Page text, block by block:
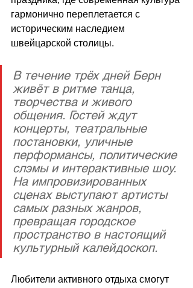
гармонично переплетается с
историческим наследием
швейцарской столицы.
В течение трёх дней Берн
живёт в ритме танца,
творчества и живого
общения. Гостей ждут
концерты, театральные
постановки, уличные
перформансы, политические
слэмы и интерактивные шоу.
На импровизированных
сценах выступают артисты
самых разных жанров,
превращая городское
пространство в настоящий
культурный калейдоскоп.
Любители активного отдыха смогут